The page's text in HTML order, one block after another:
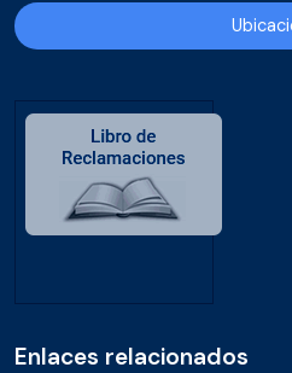
Enlaces relacionados